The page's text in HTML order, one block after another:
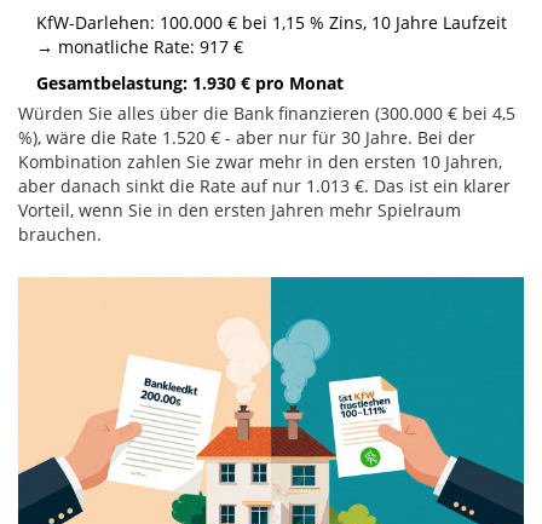
KfW-Darlehen: 100.000 € bei 1,15 % Zins, 10 Jahre Laufzeit
→ monatliche Rate: 917 €
Gesamtbelastung: 1.930 € pro Monat
Würden Sie alles über die Bank finanzieren (300.000 € bei 4,5
%), wäre die Rate 1.520 € - aber nur für 30 Jahre. Bei der
Kombination zahlen Sie zwar mehr in den ersten 10 Jahren,
aber danach sinkt die Rate auf nur 1.013 €. Das ist ein klarer
Vorteil, wenn Sie in den ersten Jahren mehr Spielraum
brauchen.